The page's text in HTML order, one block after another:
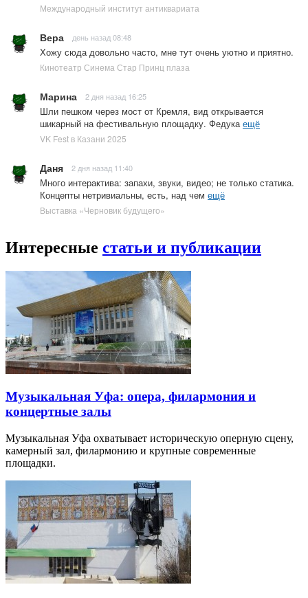
Международный институт антиквариата
Вера день назад 08:48
Хожу сюда довольно часто, мне тут очень уютно и приятно.
Кинотеатр Синема Стар Принц плаза
Марина 2 дня назад 16:25
Шли пешком через мост от Кремля, вид открывается
шикарный на фестивальную площадку. Федукаещё
VK Fest в Казани 2025
Даня 2 дня назад 11:40
Много интерактива: запахи, звуки, видео; не только статика.
Концепты нетривиальны, есть, над чем ещё
Выставка «Черновик будущего»
Интересные статьи и публикации
Музыкальная Уфа: опера, филармония и
концертные залы
Музыкальная Уфа охватывает историческую оперную сцену,
камерный зал, филармонию и крупные современные
площадки.